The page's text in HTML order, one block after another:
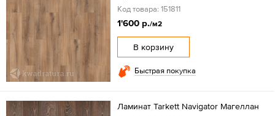
Код товара: 151811
1'600 р./м2
В корзину
Быстрая покупка
Ламинат Tarkett Navigator Mагеллан